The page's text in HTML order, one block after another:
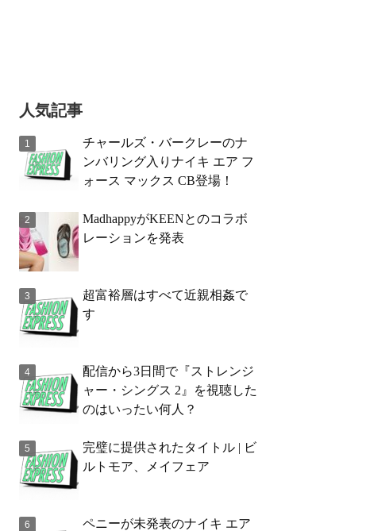
人気記事
チャールズ・バークレーのナ
ンバリング入りナイキ エア フ
ォース マックス CB登場！
MadhappyがKEENとのコラボ
レーションを発表
超富裕層はすべて近親相姦で
す
配信から3日間で『ストレンジ
ャー・シングス 2』を視聴した
のはいったい何人？
完璧に提供されたタイトル | ビ
ルトモア、メイフェア
ペニーが未発表のナイキ エア